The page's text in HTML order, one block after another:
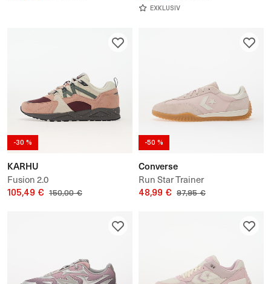
EXKLUSIV
-30 %
KARHU
Fusion 2.0
105,49 € 150,00 €
-50 %
Converse
Run Star Trainer
48,99 € 97,95 €